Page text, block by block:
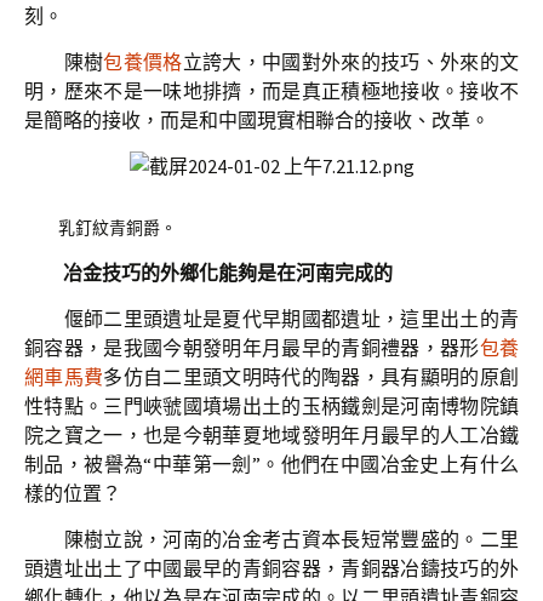
刻。
陳樹包養價格立誇大，中國對外來的技巧、外來的文
明，歷來不是一味地排擠，而是真正積極地接收。接收不
是簡略的接收，而是和中國現實相聯合的接收、改革。
乳釘紋青銅爵。
冶金技巧的外鄉化能夠是在河南完成的
偃師二里頭遺址是夏代早期國都遺址，這里出土的青
銅容器，是我國今朝發明年月最早的青銅禮器，器形包養
網車馬費多仿自二里頭文明時代的陶器，具有顯明的原創
性特點。三門峽虢國墳場出土的玉柄鐵劍是河南博物院鎮
院之寶之一，也是今朝華夏地域發明年月最早的人工冶鐵
制品，被譽為“中華第一劍”。他們在中國冶金史上有什么
樣的位置？
陳樹立說，河南的冶金考古資本長短常豐盛的。二里
頭遺址出土了中國最早的青銅容器，青銅器冶鑄技巧的外